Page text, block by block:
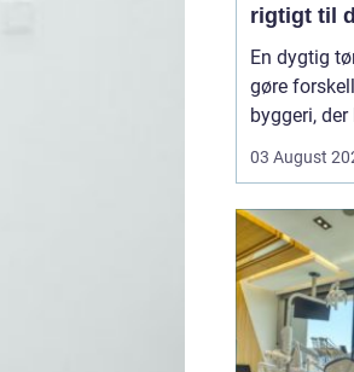
rigtigt til
En dygtig
gøre
byggeri, der
giver dig
efter en
Hvidovre,
derfor ikke
Det handler
tryghed og
03 August